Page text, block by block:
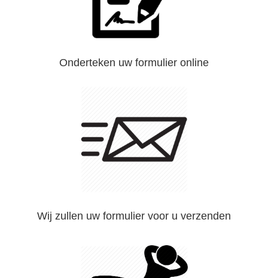
Onderteken uw formulier online
Wij zullen uw formulier voor u verzenden